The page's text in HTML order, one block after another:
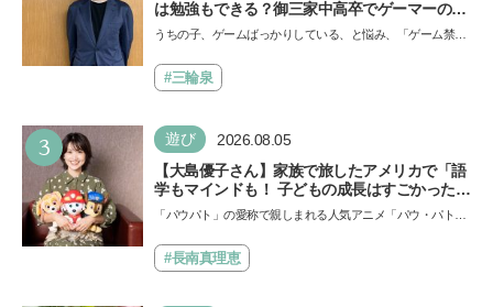
は勉強もできる？御三家中高卒でゲーマーの医
師・阿部智史さんが教えるゲームしながら受験
うちの子、ゲームばっかりしている、と悩み、「ゲーム禁
も…#三輪泉
3 遊び 2026.08.05
【大島優子さん】家族で旅したアメリカで「語
学もマインドも！ 子どもの成長はすごかった」
声優をつとめた映画『パウ・パトロール ザ・ダ
できると子どもに知ってほしい
「パウパト」の愛称で親しまれる人気アニメ「パウ・パトロ
ザ…#長南真理恵